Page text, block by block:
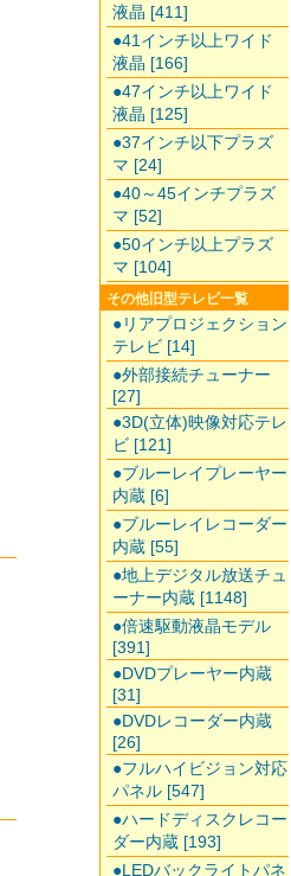
液晶 [411]
●41インチ以上ワイド
液晶 [166]
●47インチ以上ワイド
液晶 [125]
●37インチ以下プラズ
マ [24]
●40～45インチプラズ
マ [52]
●50インチ以上プラズ
マ [104]
その他旧型テレビ一覧
●リアプロジェクション
テレビ [14]
●外部接続チューナー
[27]
●3D(立体)映像対応テレ
ビ [121]
●ブルーレイプレーヤー
内蔵 [6]
●ブルーレイレコーダー
内蔵 [55]
●地上デジタル放送チュ
ーナー内蔵 [1148]
●倍速駆動液晶モデル
[391]
●DVDプレーヤー内蔵
[31]
●DVDレコーダー内蔵
[26]
●フルハイビジョン対応
パネル [547]
●ハードディスクレコー
ダー内蔵 [193]
●LEDバックライトパネ